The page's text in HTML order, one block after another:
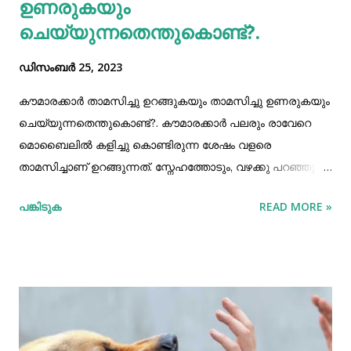
ഉണരുകയും
ചെയ്യുന്നതെന്തുകൊണ്ട്?.
ഡിസംബർ 25, 2023
കൗമാരക്കാർ താമസിച്ചു ഉറങ്ങുകയും താമസിച്ചു ഉണരുകയും
ചെയ്യുന്നതെന്തുകൊണ്ട്?. കൗമാരക്കാർ പലരും രാവേറെ
മൊബൈലിൽ കളിച്ചു കൊണ്ടിരുന്ന ശേഷം വളരെ
താമസിച്ചാണ് ഉറങ്ങുന്നത്. സ്നേഹത്തോടും, വഴക്കു പറഞ്ഞു
തയ്യാറാകുന്നുമില്ല. താമസിച്ചുറങ്ങുകയും രാവിലെ
പിന്നിൽ ശാസ്ത്രീയമായ ഒരു സത്യം ഉണ്ട് . അത് മിക്കവർക്കും
അറിയില്ല. ഭാവി ജീവിതത്തിനു വേണ്ടാത്ത
കഴിവുൾകൊള്ളുന്ന കോശങ്ങളുടെ വെട്ടി ഒതുക്കൽ പ്രക്രിയ
പങ്കിടുക READ MORE »